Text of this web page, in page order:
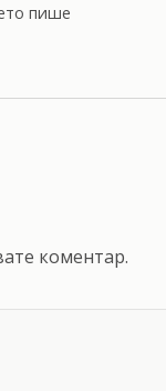
пише
коментар.